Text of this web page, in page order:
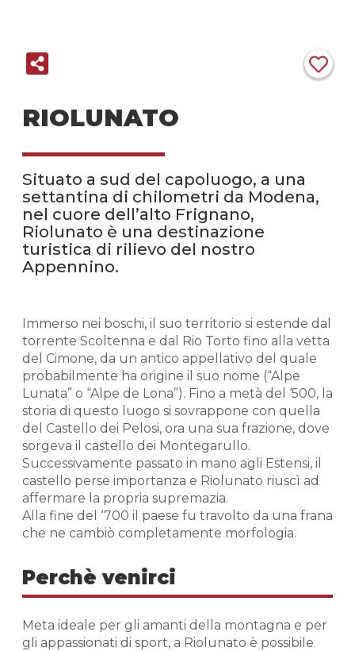
RIOLUNATO
Situato a sud del capoluogo, a una
settantina di chilometri da Modena,
nel cuore dell’alto Frignano,
Riolunato è una destinazione
turistica di rilievo del nostro
Appennino.
Immerso nei boschi, il suo territorio si estende dal
torrente Scoltenna e dal Rio Torto fino alla vetta
del Cimone, da un antico appellativo del quale
probabilmente ha origine il suo nome (“Alpe
Lunata” o “Alpe de Lona”). Fino a metà del ‘500, la
storia di questo luogo si sovrappone con quella
del Castello dei Pelosi, ora una sua frazione, dove
sorgeva il castello dei Montegarullo.
Successivamente passato in mano agli Estensi, il
castello perse importanza e Riolunato riuscì ad
affermare la propria supremazia.
Alla fine del ‘700 il paese fu travolto da una frana
che ne cambiò completamente morfologia.
Perchè venirci
Meta ideale per gli amanti della montagna e per
gli appassionati di sport, a Riolunato è possibile